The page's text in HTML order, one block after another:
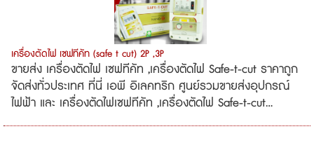
เครื่องตัดไฟ เซฟทีคัท (safe t cut) 2P ,3P
ขายส่ง เครื่องตัดไฟ เซฟทีคัท ,เครื่องตัดไฟ Safe-t-cut ราคาถูก
จัดส่งทั่วประเทศ ที่นี่ เอพี อิเลคทริก ศูนย์รวมขายส่งอุปกรณ์
ไฟฟ้า และ เครื่องตัดไฟเซฟทีคัท ,เครื่องตัดไฟ Safe-t-cut...